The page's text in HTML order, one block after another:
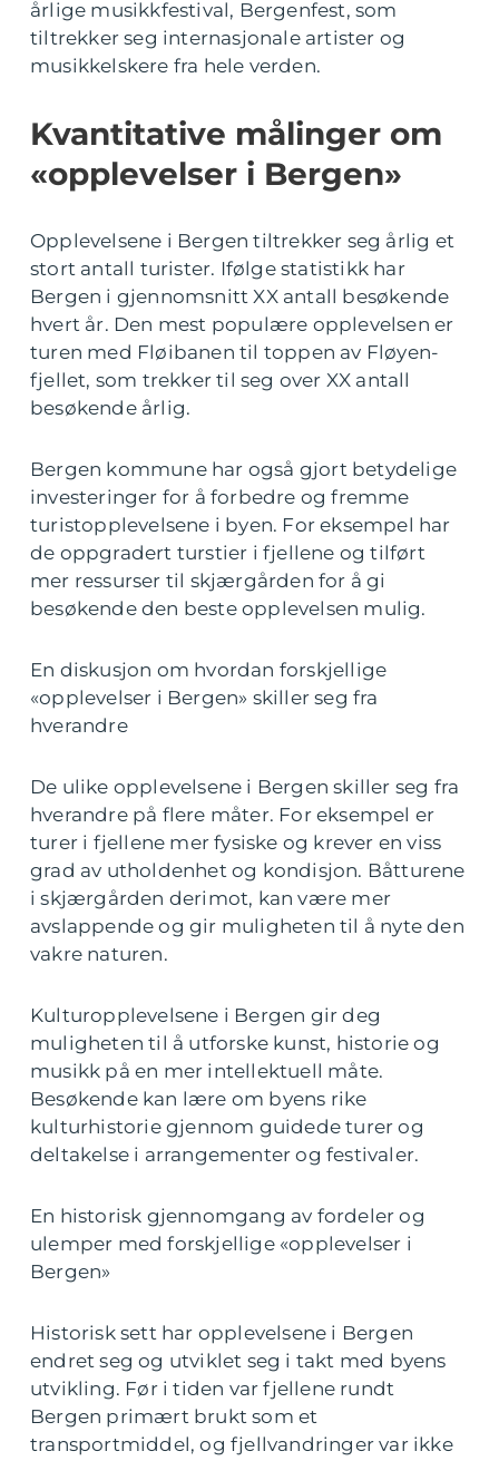
årlige musikkfestival, Bergenfest, som
tiltrekker seg internasjonale artister og
musikkelskere fra hele verden.
Kvantitative målinger om
«opplevelser i Bergen»
Opplevelsene i Bergen tiltrekker seg årlig et
stort antall turister. Ifølge statistikk har
Bergen i gjennomsnitt XX antall besøkende
hvert år. Den mest populære opplevelsen er
turen med Fløibanen til toppen av Fløyen-
fjellet, som trekker til seg over XX antall
besøkende årlig.
Bergen kommune har også gjort betydelige
investeringer for å forbedre og fremme
turistopplevelsene i byen. For eksempel har
de oppgradert turstier i fjellene og tilført
mer ressurser til skjærgården for å gi
besøkende den beste opplevelsen mulig.
En diskusjon om hvordan forskjellige
«opplevelser i Bergen» skiller seg fra
hverandre
De ulike opplevelsene i Bergen skiller seg fra
hverandre på flere måter. For eksempel er
turer i fjellene mer fysiske og krever en viss
grad av utholdenhet og kondisjon. Båtturene
i skjærgården derimot, kan være mer
avslappende og gir muligheten til å nyte den
vakre naturen.
Kulturopplevelsene i Bergen gir deg
muligheten til å utforske kunst, historie og
musikk på en mer intellektuell måte.
Besøkende kan lære om byens rike
kulturhistorie gjennom guidede turer og
deltakelse i arrangementer og festivaler.
En historisk gjennomgang av fordeler og
ulemper med forskjellige «opplevelser i
Bergen»
Historisk sett har opplevelsene i Bergen
endret seg og utviklet seg i takt med byens
utvikling. Før i tiden var fjellene rundt
Bergen primært brukt som et
transportmiddel, og fjellvandringer var ikke